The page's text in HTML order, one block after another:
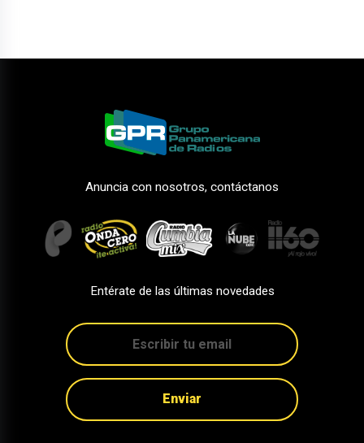
Anuncia con nosotros, contáctanos
Entérate de las últimas novedades
Enviar